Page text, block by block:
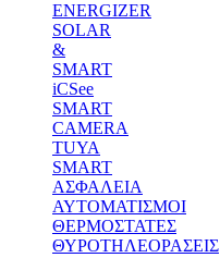
ENERGIZER
SOLAR
&
SMART
iCSee
SMART
CAMERA
TUYA
SMART
ΑΣΦΑΛΕΙΑ
ΑΥΤΟΜΑΤΙΣΜΟΙ
ΘΕΡΜΟΣΤΑΤΕΣ
ΘΥΡΟΤΗΛΕΟΡΑΣΕΙΣ